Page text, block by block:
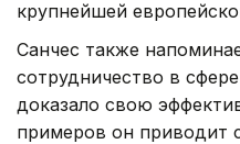
крупнейшей
Санчес также
сотрудничество в
доказало свою
примеров он приводит